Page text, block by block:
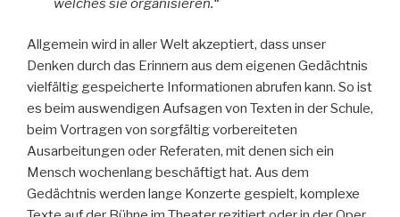
welches sie organisieren.“
Allgemein wird in aller Welt akzeptiert, dass unser
Denken durch das Erinnern aus dem eigenen Gedächtnis
vielfältig gespeicherte Informationen abrufen kann. So ist
es beim auswendigen Aufsagen von Texten in der Schule,
beim Vortragen von sorgfältig vorbereiteten
Ausarbeitungen oder Referaten, mit denen sich ein
Mensch wochenlang beschäftigt hat. Aus dem
Gedächtnis werden lange Konzerte gespielt, komplexe